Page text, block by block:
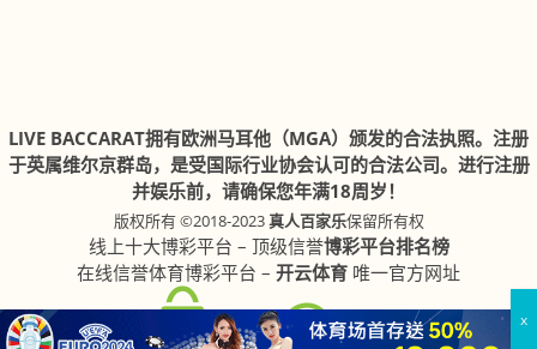
LIVE BACCARAT拥有欧洲马耳他（MGA）颁发的合法执照。注册
于英属维尔京群岛，是受国际行业协会认可的合法公司。进行注册
并娱乐前，请确保您年满18周岁！
版权所有 ©2018-2023真人百家乐保留所有权
线上十大博彩平台 – 顶级信誉博彩平台排名榜
在线信誉体育博彩平台 – 开云体育 唯一官方网址